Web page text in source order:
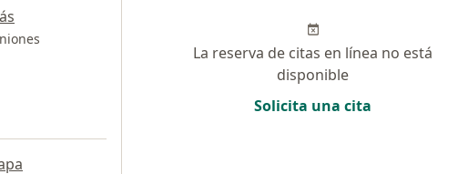
La reserva de citas en línea no está
disponible
Solicita una cita